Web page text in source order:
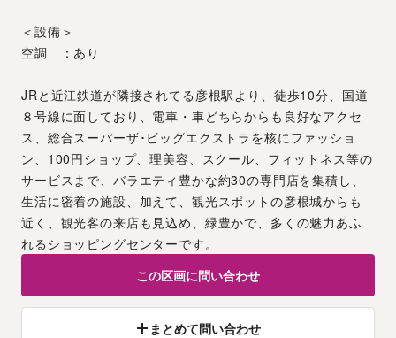
＜設備＞
空調　：あり
JRと近江鉄道が隣接されてる彦根駅より、徒歩10分、国道
８号線に面しており、電車・車どちらからも良好なアクセ
ス、総合スーパーザ･ビッグエクストラを核にファッショ
ン、100円ショップ、理美容、スクール、フィットネス等の
サービスまで、バラエティ豊かな約30の専門店を集積し、
生活に密着の施設、加えて、観光スポットの彦根城からも
近く、観光客の来店も見込め、緑豊かで、多くの魅力あふ
れるショッピングセンターです。
この区画に問い合わせ
まとめて問い合わせ